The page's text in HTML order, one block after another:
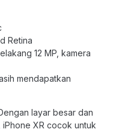
Retina
12 MP, kamera
mendapatkan
layar besar dan
XR cocok untuk